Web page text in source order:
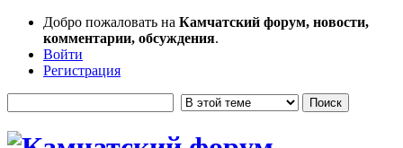
Добро пожаловать на Камчатский форум, новости,
комментарии, обсуждения.
Войти
Регистрация